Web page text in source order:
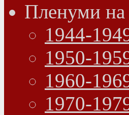
Пленуми
1944-
1950-
1960-
1970-